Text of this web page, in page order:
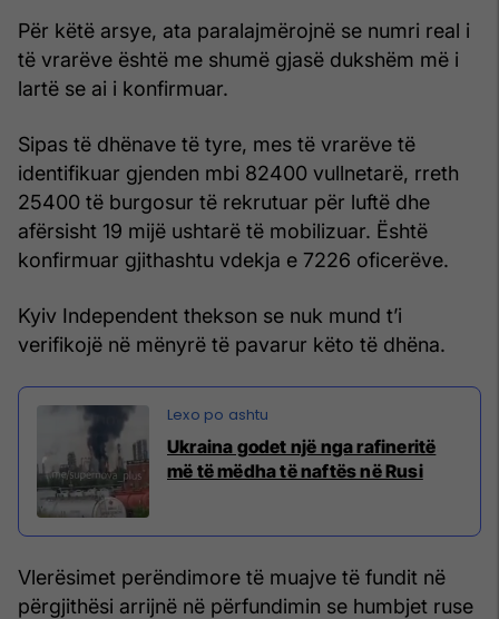
Për këtë arsye, ata paralajmërojnë se numri real i
të vrarëve është me shumë gjasë dukshëm më i
lartë se ai i konfirmuar.
Sipas të dhënave të tyre, mes të vrarëve të
identifikuar gjenden mbi 82400 vullnetarë, rreth
25400 të burgosur të rekrutuar për luftë dhe
afërsisht 19 mijë ushtarë të mobilizuar. Është
konfirmuar gjithashtu vdekja e 7226 oficerëve.
Kyiv Independent thekson se nuk mund t’i
verifikojë në mënyrë të pavarur këto të dhëna.
Ukraina godet një nga rafineritë
më të mëdha të naftës në Rusi
Vlerësimet perëndimore të muajve të fundit në
përgjithësi arrijnë në përfundimin se humbjet ruse